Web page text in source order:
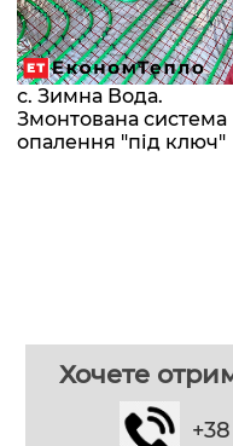
с. Зимна Вода.
Змонтована система
опалення "під ключ"
Хочете